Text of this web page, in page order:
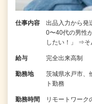
仕事内容
出品入力から発
0〜40代の男性
したい！」 ⇒
給与 完全出来高制
勤務地
茨城県水戸市
ト勤務
勤務時間
リモートワーク